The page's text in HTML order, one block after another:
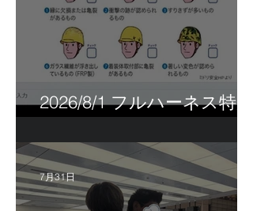
2026/8/1 フルハーネス特別
7月31日